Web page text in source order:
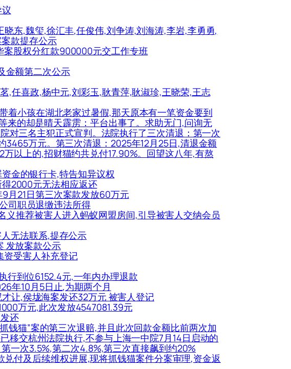
东,魏玺,徐汇丰,任俊伟,刘争涛,刘海涛,李岩,李勇勇,
款提存公示
案股权分红款900000元交工作专班
金额第二次公示
,任喜政,杨中元,刘彩玉,耿青萍,耿淑珍,王晓荣,王志
着小孩在湖北老家过暑假,那天原本有一笔资金要到
来的却是晴天霹雳：平台出事了。求助无门,问询无
对三名主犯正式宣判。法院执行了三次清退：第一次
万元。第三次清退：2025年12月25日,清退金额
以上的,招财猫约共兑付17.90%。回望这八年,有熬
金的银行卡,特告知异议权
2000元无法相应返还
月21日第三次案款发放60万元
司职员退缴违法所得
推荐被害人进入蚂蚁网盟房间,引导被害人交纳会员
无法联系,提存公示
发放案款公示
资受害人补充登记
行到位6152.4元,一年内办理退款
年10月5日止,为期两个月
让,侯垅海案发还32万元 被害人登记
万元,此次发放4547081.39元
还
钱猫”案的第三次退赔,并且此次回款金额比前两次加
移交杭州法院执行,不参与上海一中院7月14日启动的
一次3.5%,第二次4.8%,第三次直接飙到约20%
付及后续维权进展,现将抓钱猫案件分案审理,资金返